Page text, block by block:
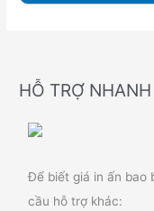
HỖ TRỢ NHANH
Để biết giá in ấn bao
cầu hỗ trợ khác: